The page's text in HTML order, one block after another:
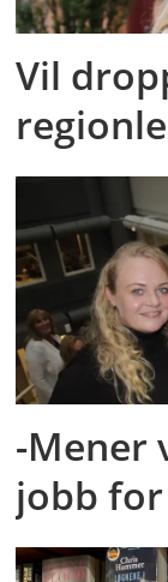
Vil
-Mener
jobb